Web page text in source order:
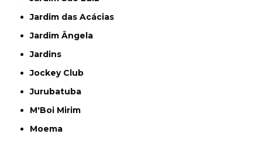
Jardim das Acácias
Jardim Ângela
Jardins
Jockey Club
Jurubatuba
M'Boi Mirim
Moema